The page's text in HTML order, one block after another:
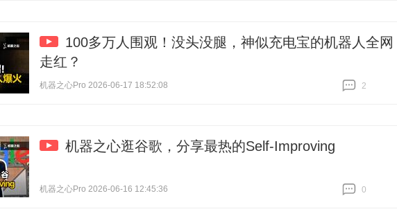
100多万人围观！没头没腿，神似充电宝的机器人全网
走红？
机器之心Pro 2026-06-17 18:52:08
2
机器之心逛谷歌，分享最热的Self-Improving
机器之心Pro 2026-06-16 12:45:36
0